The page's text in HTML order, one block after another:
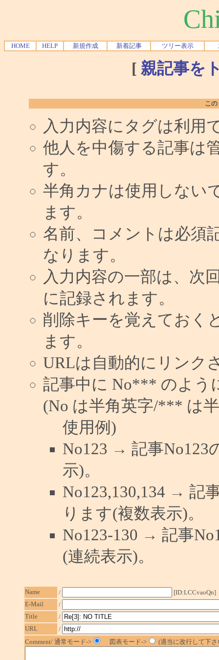
HOME HELP 新規作成 新着記事 ツリー表示
[ 親記事を
こ
入力内容にタグは利用
他人を中傷する記事は
す。
半角カナは使用しない
ます。
名前、コメントは必須
なります。
入力内容の一部は、次
に記録されます。
削除キーを覚えておく
ます。
URLは自動的にリンク
記事中に No*** のよう
(No は半角英字/*** は
使用例)
No123 → 記事No123
示)。
No123,130,134 → 記
ります(複数表示)。
No123-130 → 記事
(連続表示)。
Name /
[ID:LCCvaoQn]
E-Mail
/
Title
/
URL
/
Comment/ 通常モード->
図表モード-> (適当に改行して下